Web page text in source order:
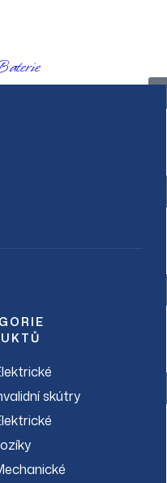
péče
dotazy
skútry